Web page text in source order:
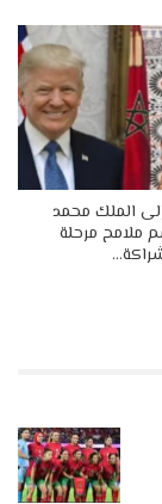
الملك محمد
ملامح مرحلة